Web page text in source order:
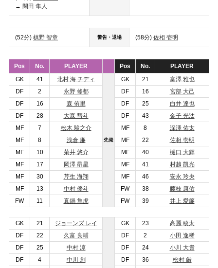
→ 閑田 隼人
(52分) 槙野 智章 警告・退場 (58分) 佐相 壱明
Pos No. PLAYER Pos No.
PLAYER
GK
41 北村 海 チディ
先発
GK 21
富澤 雅也
DF
2 永野 修都 DF 16
宮部 大己
DF
16 森 侑里 DF 25
白井 達也
DF
28 大森 彗斗 DF 43
金子 光汰
MF
7 松木 駿之介 MF 8
深澤 佑太
MF
8 浅倉 廉 MF 22
佐相 壱明
MF
10 菊井 悠介 MF 40
樋口 大輝
MF
17 岡澤 昂星 MF 41
村越 凱光
MF
30 芹生 海翔 MF 46
安永 玲央
MF
13 中村 優斗 FW 38
藤枝 康佑
FW
11 真鍋 隼虎 FW 39 井上 愛簾
GK 21 ジョーンズ レイ GK 23
高麗 稜太
DF
22 久富 良輔 DF 2
小田 逸稀
DF
25 中村 涼 DF 24
小川 大貴
DF
4 中川 創 DF 36
松村 厳